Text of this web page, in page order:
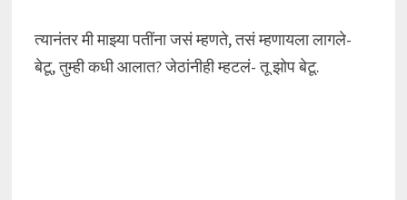
त्यानंतर मी माझ्या पतींना जसं म्हणते, तसं म्हणायला लागले-
बेटू, तुम्ही कधी आलात? जेठांनीही म्हटलं- तू झोप बेटू.